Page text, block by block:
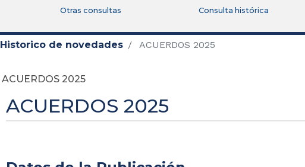
Otras consultas Consulta histórica
Historico de novedades ACUERDOS 2025
ACUERDOS 2025
ACUERDOS 2025